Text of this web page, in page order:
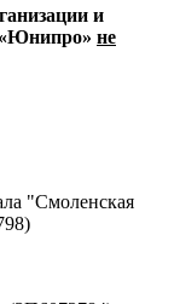
и
не
"Смоленская